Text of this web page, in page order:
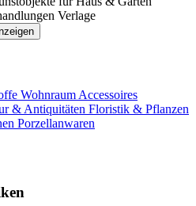
Verlage
Wohnraum Accessoires
& Antiquitäten Floristik & Pflanzen
Porzellanwaren